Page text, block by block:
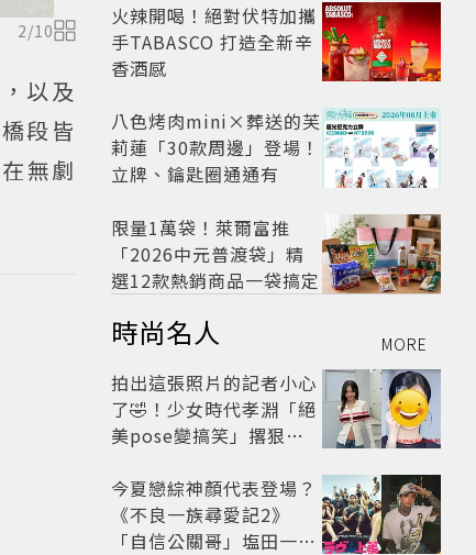
2/10
以及
段皆
無劇
火辣開喝！絕對伏特加攜
手TABASCO 打造全新辛
香酒感
八色烤肉mini×葬送的芙
莉蓮「30款周邊」登場！
立牌、鑰匙圈通通有
限量1萬袋！萊爾富推
「2026中元普渡袋」精
選12款熱銷商品一袋搞定
時尚名人 MORE
拍出這張照片的記者小心
了🤣！少女時代孝淵「絕
美pose變搞笑」撂狠
今夏戀綜神顏代表登場？
《不良一族尋愛記2》
「自信公關哥」塩田一馬